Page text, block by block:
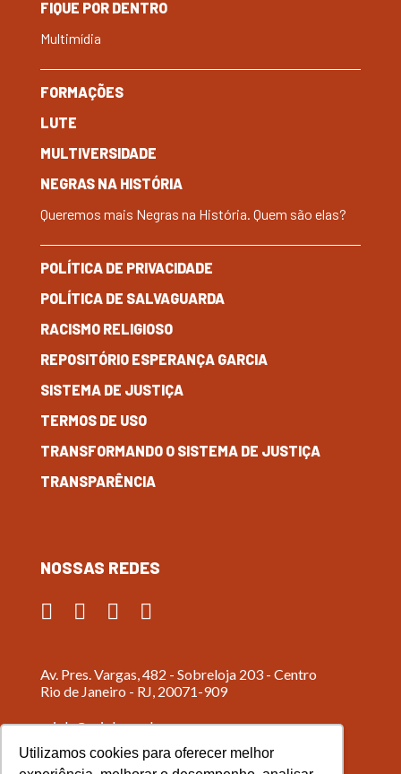
Utilizamos cookies para oferecer melhor
FIQUE POR DENTRO
Multimídia
FORMAÇÕES
LUTE
MULTIVERSIDADE
NEGRAS NA HISTÓRIA
Queremos mais Negras na História. Quem são elas?
POLÍTICA DE PRIVACIDADE
POLÍTICA DE SALVAGUARDA
RACISMO RELIGIOSO
REPOSITÓRIO ESPERANÇA GARCIA
SISTEMA DE JUSTIÇA
TERMOS DE USO
TRANSFORMANDO O SISTEMA DE JUSTIÇA
TRANSPARÊNCIA
NOSSAS REDES
Av. Pres. Vargas, 482 - Sobreloja 203 - Centro
Rio de Janeiro - RJ, 20071-909
criola@criola.org.br
(21) 2518-7964